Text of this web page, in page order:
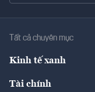
Tất cả chuyên mục
Kinh tế xanh
Tài chính